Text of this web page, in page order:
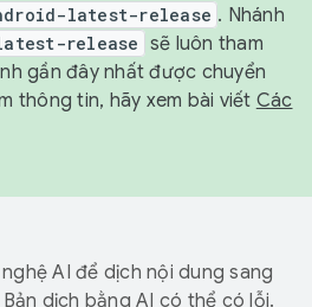
latest-release . Nhánh
release sẽ luôn tham
gần đây nhất được chuyển
thông tin, hãy xem bài viết Các
AI để dịch nội dung sang
dịch bằng AI có thể có lỗi.